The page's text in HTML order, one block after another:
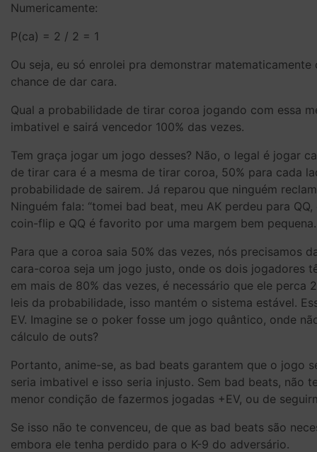
Numericamente:
P(ca) = 2 / 2 = 1
Ou seja, eu só enrolei pra demonstrar
chance de dar cara.
Qual a probabilidade de tirar coroa jogando com essa
imbativel e sairá vencedor 100% das vezes.
Tem graça jogar um jogo desses? Não, o legal é jogar
de tirar cara é a mesma de tirar coroa, 50% para cada
probabilidade de sairem. Já reparou que ninguém
Ninguém fala: “tomei bad beat, meu AK perdeu para
coin-flip e QQ é favorito por uma margem bem pequena.
Para que a coroa saia 50% das vezes, nós precisamos
cara-coroa seja um jogo justo, onde os dois jogadores
em mais de 80% das vezes, é necessário que ele perca
leis da probabilidade, isso mantém o sistema estável.
EV. Imagine se o poker fosse um jogo quântico, onde
cálculo de outs?
Portanto, anime-se, as bad beats garantem que o jogo
seria imbativel e isso seria injusto. Sem bad beats, não
menor condição de fazermos jogadas +EV, ou de
Se isso não te convenceu, de que as bad beats são
embora ele tenha perdido para o K-9 do adversário.